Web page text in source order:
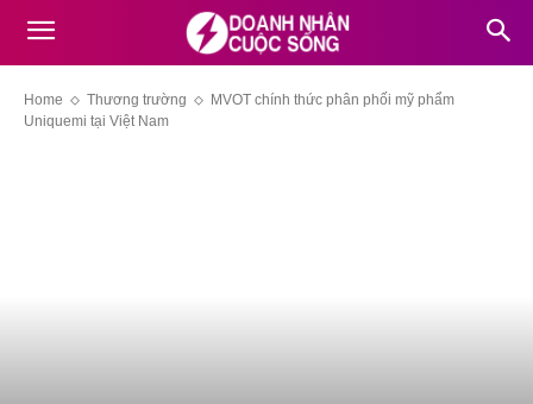
Home Thương trường
MVOT chính thức phân phối mỹ phẩm
Uniquemi tại Việt Nam